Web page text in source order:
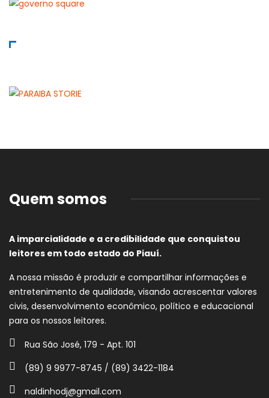
Quem somos
A imparcialidade e a credibilidade que conquistou
leitores em todo estado do Piauí.
A nossa missão é produzir e compartilhar informações e
entretenimento de qualidade, visando acrescentar valores
civis, desenvolvimento econômico, político e educacional
para os nossos leitores.
Rua São José, 179 - Apt. 101
(89) 9 9977-8745 / (89) 3422-1184
naldinhodj@gmail.com